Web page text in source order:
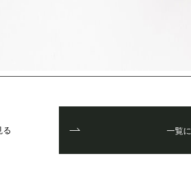
る 一覧